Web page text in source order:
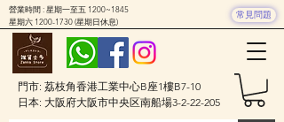
門市: 荔枝角香港工業中心B座1樓B7-10
日本: 大阪府大阪市中央区南船場3-2-22-205
營業時間 : 星期一至五 1200~1845
星期六 1200-1730(星期日休息)
常見問題